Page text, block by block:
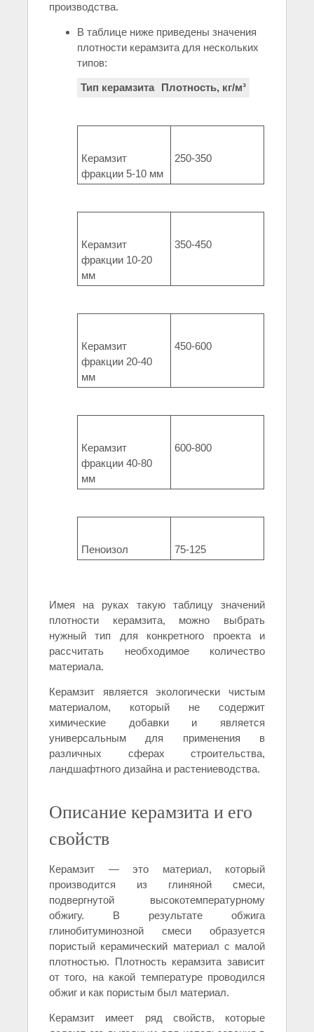
производства.
В таблице ниже приведены значения
плотности керамзита для нескольких
типов:
Тип керамзита Плотность, кг/м³
Керамзит
фракции 5-10 мм
250-350
Керамзит
фракции 10-20
мм
350-450
Керамзит
фракции 20-40
мм
450-600
Керамзит
фракции 40-80
мм
600-800
Пеноизол 75-125
Имея на руках такую таблицу значений
плотности керамзита, можно выбрать
нужный тип для конкретного проекта и
рассчитать необходимое количество
материала.
Керамзит является экологически чистым
материалом, который не содержит
химические добавки и является
универсальным для применения в
различных сферах строительства,
ландшафтного дизайна и растениеводства.
Описание керамзита и его
свойств
Керамзит — это материал, который
производится из глиняной смеси,
подвергнутой высокотемпературному
обжигу. В результате обжига
глинобитуминозной смеси образуется
пористый керамический материал с малой
плотностью. Плотность керамзита зависит
от того, на какой температуре проводился
обжиг и как пористым был материал.
Керамзит имеет ряд свойств, которые